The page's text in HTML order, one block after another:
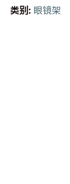
类别: 眼镜架